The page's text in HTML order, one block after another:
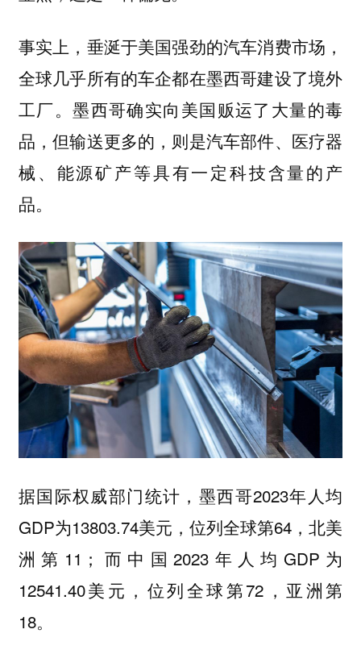
事实上，垂涎于美国强劲的汽车消费市场，
全球几乎所有的车企都在墨西哥建设了境外
工厂。墨西哥确实向美国贩运了大量的毒
品，但输送更多的，则是汽车部件、医疗器
械、能源矿产等具有一定科技含量的产
品。
据国际权威部门统计，墨西哥2023年人均
GDP为13803.74美元，位列全球第64，北美
洲第11；而中国2023年人均GDP为
12541.40美元，位列全球第72，亚洲第
18。